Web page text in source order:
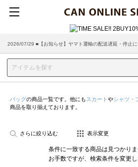
2026/07/29 ■【お知らせ】ヤマト運輸の配送遅延・停止に
2026/03/18 ■店舗受け取りサービスのご案内
バッグの商品一覧です。他にも スカート やシャツ・
商品を取り揃えております。
さらに絞り込む 表示変更
条件に一致する商品は見つかりま
お手数ですが、検索条件を変更し